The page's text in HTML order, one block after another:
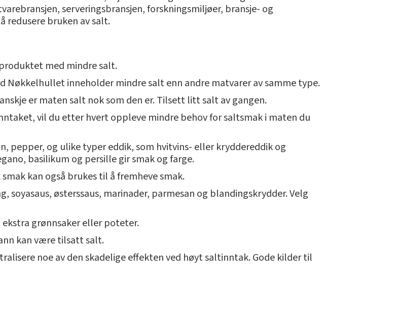
serveringsbransjen, forskningsmiljøer, bransje- og
redusere bruken av salt.
med mindre salt.
Nøkkelhullet inneholder mindre salt enn andre matvarer av samme type.
er maten salt nok som den er. Tilsett litt salt av gangen.
vil du etter hvert oppleve mindre behov for saltsmak i maten du
pepper, og ulike typer eddik, som hvitvins- eller kryddereddik og
basilikum og persille gir smak og farge.
kan også brukes til å fremheve smak.
østerssaus, marinader, parmesan og blandingskrydder. Velg
grønnsaker eller poteter.
kan være tilsatt salt.
noe av den skadelige effekten ved høyt saltinntak. Gode kilder til